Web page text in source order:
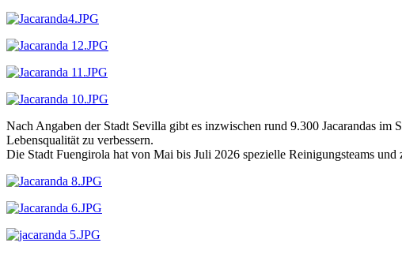
Nach Angaben der Stadt Sevilla gibt es inzwischen rund 9.300 Jacarandas
Lebensqualität zu verbessern.
Die Stadt Fuengirola hat von Mai bis Juli 2026 spezielle Reinigungsteams